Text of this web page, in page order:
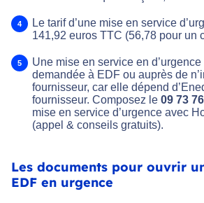
Le tarif d’une mise en service
141,92 euros TTC (56,78 pour un
Une mise en service en
demandée à EDF ou auprès de
fournisseur, car elle dépend
fournisseur. Composez le 09 73
mise en service d’urgence avec
(appel & conseils gratuits).
Les documents pour ouvrir
EDF en urgence